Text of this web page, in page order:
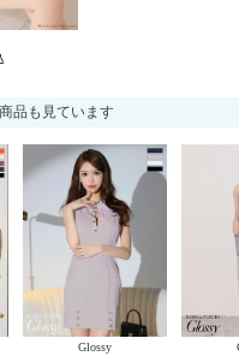
品も見ています
Glossy